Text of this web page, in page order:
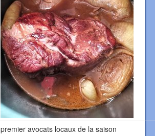
premier avocats locaux de la saison